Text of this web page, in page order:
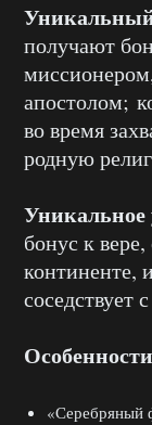
получают
апостолом;
во время
родную
бонус к
континенте,
соседствует
Особенности
«Серебряный